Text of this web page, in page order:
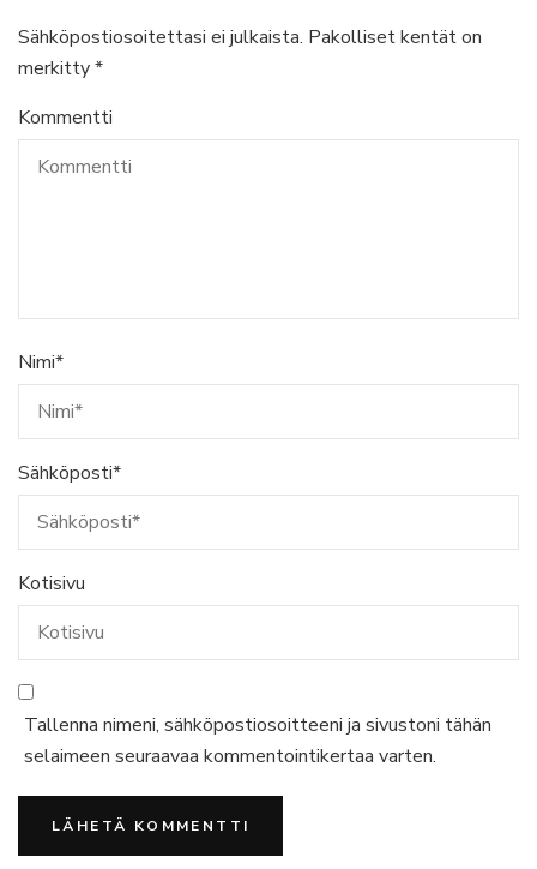
Sähköpostiosoitettasi ei julkaista. Pakolliset kentät on
merkitty*
Kommentti
Nimi*
Sähköposti*
Kotisivu
Tallenna nimeni, sähköpostiosoitteeni ja sivustoni tähän
selaimeen seuraavaa kommentointikertaa varten.